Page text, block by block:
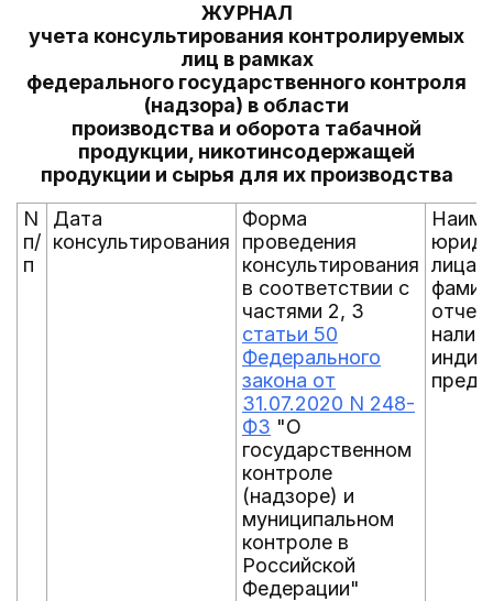
ЖУРНАЛ
учета консультирования контролируемых
лиц в рамках
федерального государственного контроля
(надзора) в области
производства и оборота табачной
продукции, никотинсодержащей
продукции и сырья для их производства
N
п/
п
Дата
консультирования
Форма
проведения
консультирования
в соответствии с
частями 2, 3
статьи 50
Федерального
закона от
31.07.2020 N 248-
ФЗ "О
государственном
контроле
(надзоре) и
муниципальном
контроле в
Российской
Федерации"
лица